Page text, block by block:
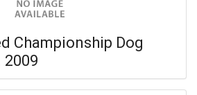
Championship Dog
2009